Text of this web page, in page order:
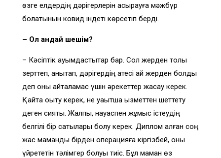
өзге елдердің дәрігерлерін асырауға мәжбүр
болатынын ковид індеті көрсетіп берді.
– Ол қандай шешім?
– Кәсіптік қауымдастықтар бар. Сол жерден толық
зерттеп, анықтап, дәрігердің қатесі қай жерден болды
деп оны қайталамас үшін әрекеттер жасау керек.
Қайта оқыту керек, не уақытша қызметтен шеттету
деген сияқты. Жалпы, науқаспен жұмыс істеудің
белгілі бір сатылары болу керек. Диплом алған соң
жас маманды бірден операцияға кіргізбей, оны
үйрететін тәлімгер болуы тиіс. Бұл маман өз